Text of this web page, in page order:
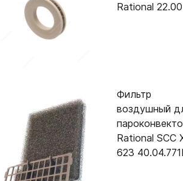
Rational
Фильтр
воздушный
Rational SCC
623